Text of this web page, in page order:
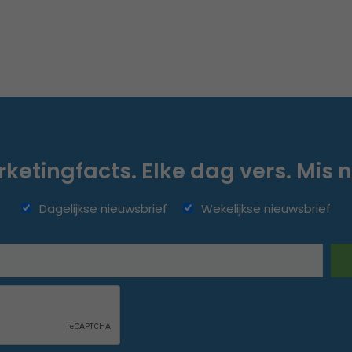
Elke dag vers. Mis
Dagelijkse nieuwsbrief Wekelijkse nieuwsbrief